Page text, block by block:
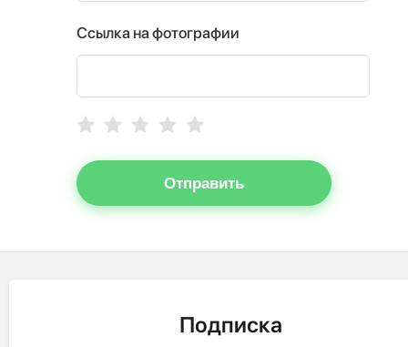
Ссылка на фотографии
Отправить
Подписка